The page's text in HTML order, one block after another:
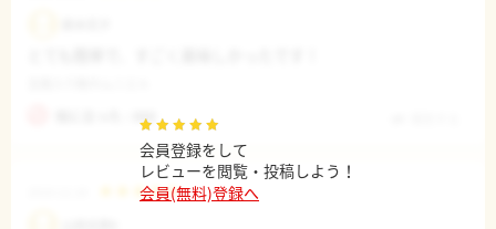
役に立った : 000
会員登録をして
レビューを閲覧・投稿しよう！
会員(無料)登録へ